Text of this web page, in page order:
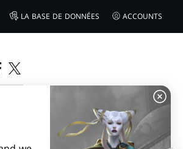
LA BASE DE DONNÉES ACCOUNTS